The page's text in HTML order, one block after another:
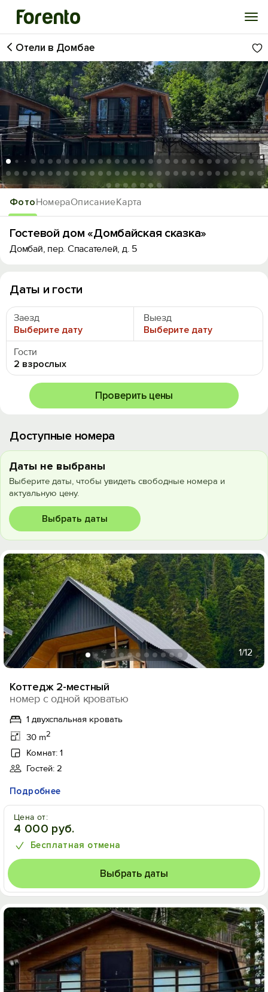
Войти
Избранное
История просмотра
Добавить свой объект
ФотоНомераОписаниеКарта
Отели в Домбае
1/69
Гостевой дом «Домбайская сказка»
Домбай, пер. Спасателей, д. 5
Даты и гости
Заезд
Выберите дату
Выезд
Выберите дату
Гости
2 взрослых
Проверить цены
Доступные номера
Даты не выбраны
Выберите даты, чтобы увидеть свободные номера и
актуальную цену.
Выбрать даты
1/12
Коттедж 2-местный
номер с одной кроватью
1 двухспальная кровать
30 m2
Комнат: 1
Гостей: 2
Подробнее
Цена от:
4 000 руб.
Бесплатная отмена
Выбрать даты